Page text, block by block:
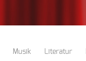
Musik Literatur